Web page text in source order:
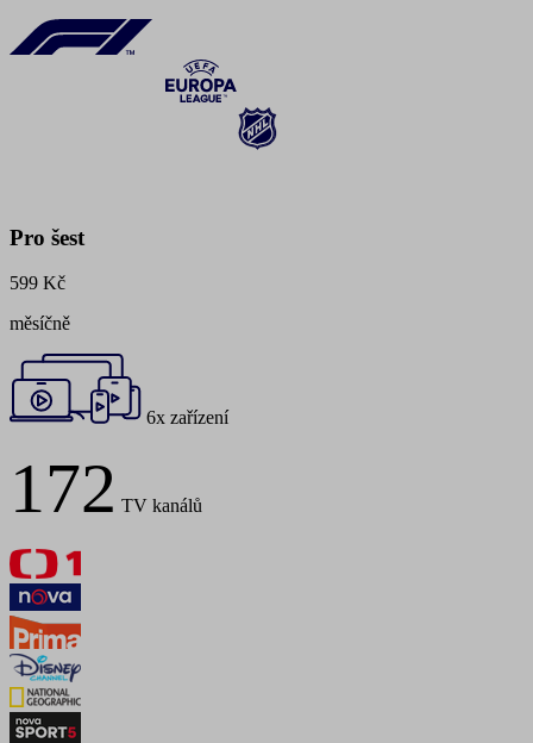
Pro šest
599 Kč
měsíčně
6x zařízení
172 TV kanálů